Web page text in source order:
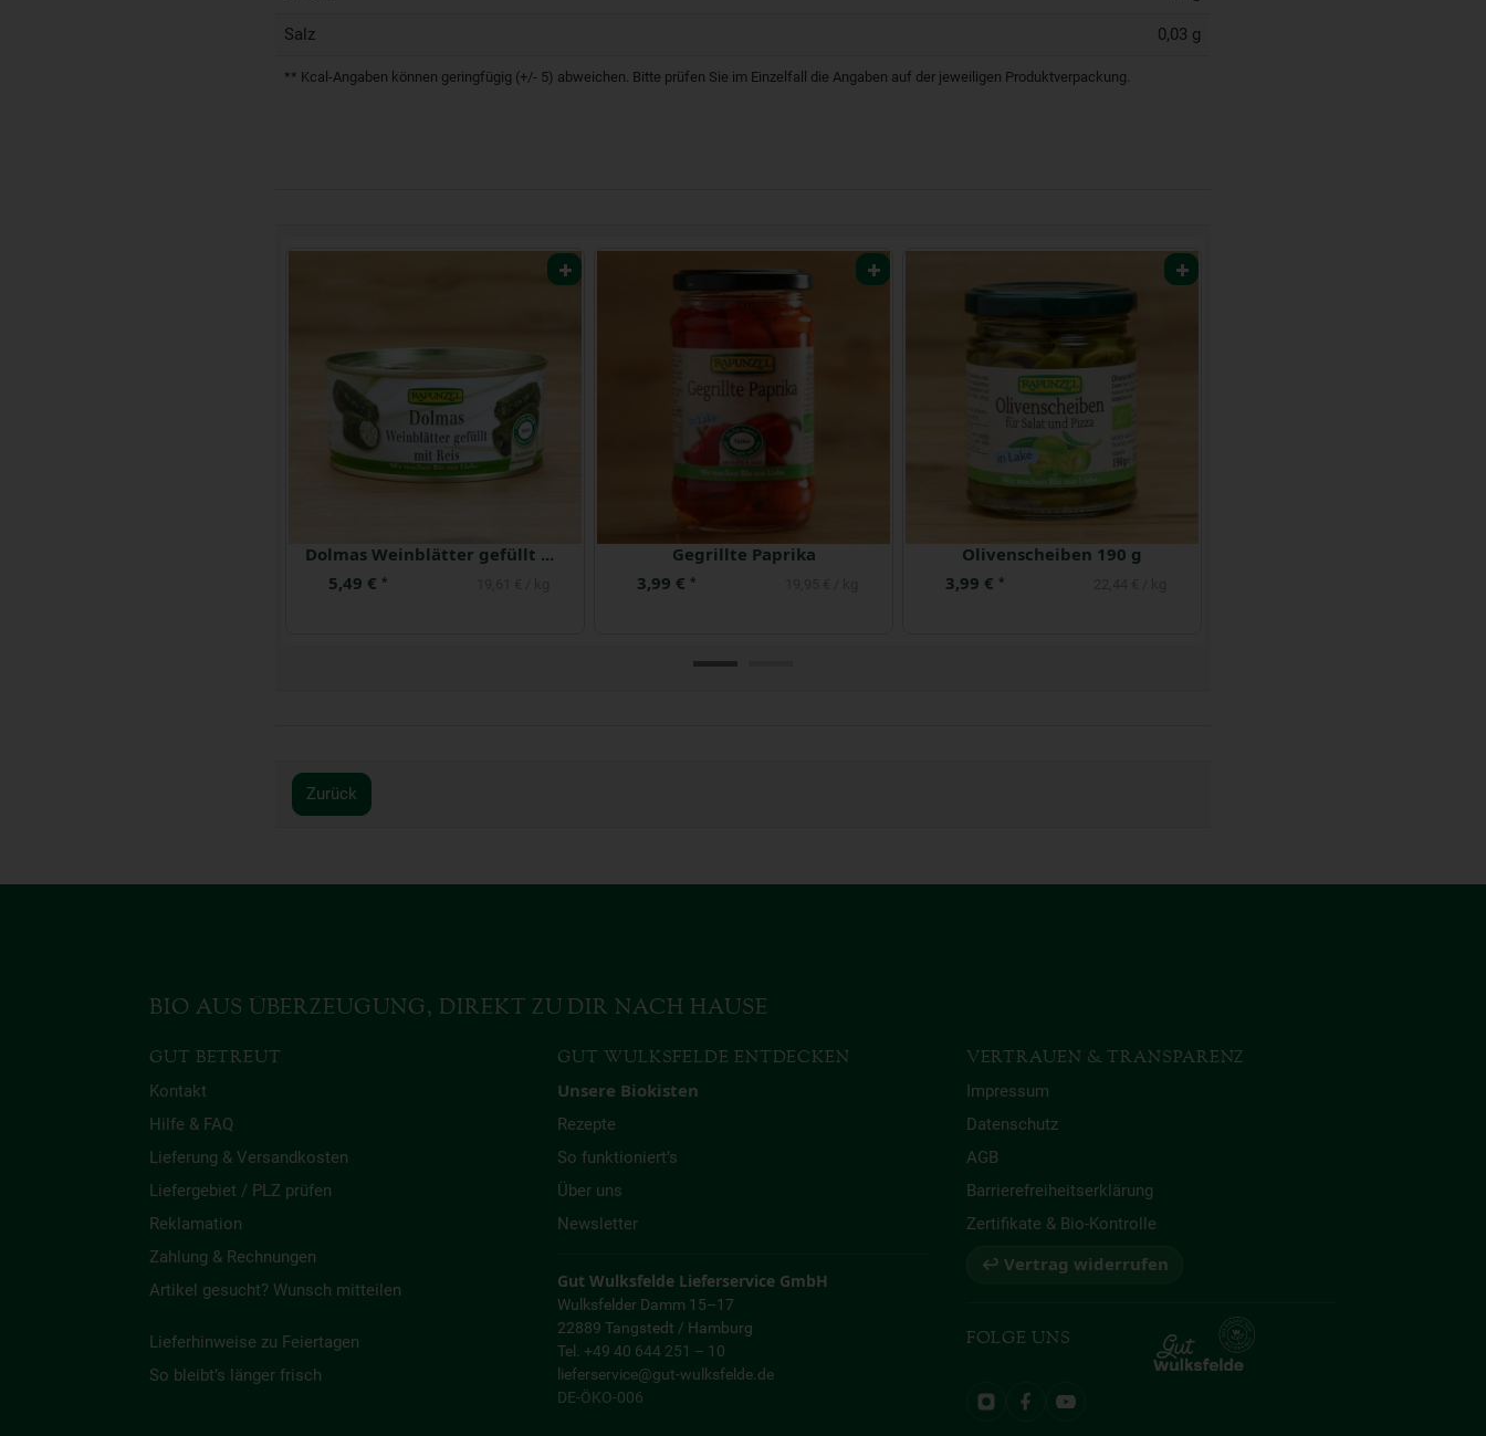
Salz 0,03 g
** Kcal-Angaben können geringfügig (+/- 5) abweichen. Bitte prüfen Sie im Einzelfall die Angaben auf der jeweiligen Produktverpackung.
Hummus Tahini
2,79 € *
3,89 € *
5,99 € *
Zurück
BIO AUS ÜBERZEUGUNG, DIREKT ZU DIR NACH HAUSE
GUT BETREUT
Kontakt
Hilfe & FAQ
Lieferung & Versandkosten
Liefergebiet / PLZ prüfen
Reklamation
Zahlung & Rechnungen
Artikel gesucht? Wunsch mitteilen
Lieferhinweise zu Feiertagen
So bleibt’s länger frisch
GUT WULKSFELDE ENTDECKEN
Unsere Biokisten
Rezepte
So funktioniert’s
Über uns
Newsletter
Gut Wulksfelde Lieferservice GmbH
Wulksfelder Damm 15–17
22889 Tangstedt / Hamburg
Tel. +49 40 644 251 – 10
lieferservice@gut-wulksfelde.de
DE-ÖKO-006
VERTRAUEN & TRANSPARENZ
Impressum
Datenschutz
AGB
Barrierefreiheitserklärung
Zertifikate & Bio-Kontrolle
↩ Vertrag widerrufen
FOLGE UNS